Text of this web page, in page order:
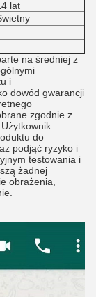
lat
na średniej z
i
dowód gwarancji
zgodnie z
do
podjąć ryzyko i
testowania i
żadnej
obrażenia,